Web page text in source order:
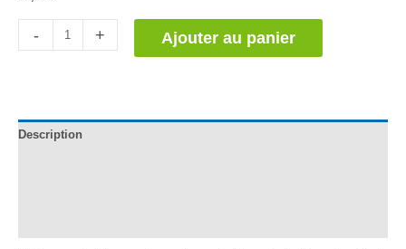
- + Ajouter au panier
Description